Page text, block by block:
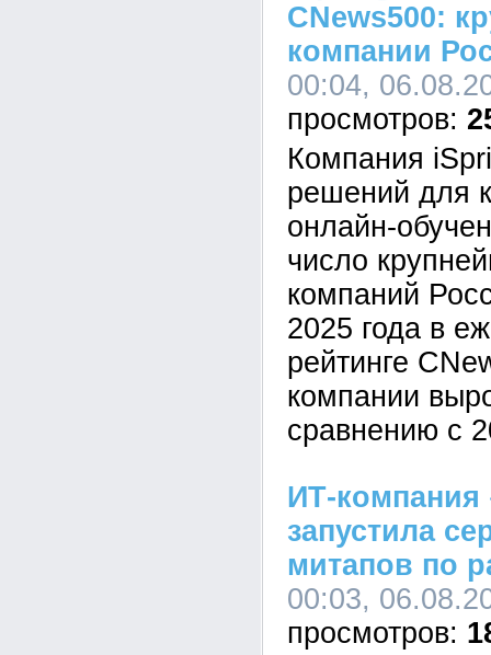
CNews500:
компании
00:04,
Компания
решений для
онлайн-
число
компаний
2025 года в
рейтинге
компании
сравнению с
ИТ-компания
запустила
митапов по
00:03,